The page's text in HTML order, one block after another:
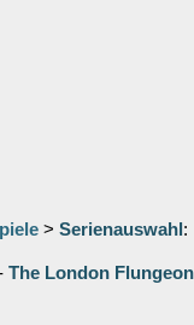
> Serienauswahl :
The London Flungeon